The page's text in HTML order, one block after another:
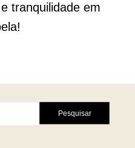
tranquilidade em
Pesquisar
por: